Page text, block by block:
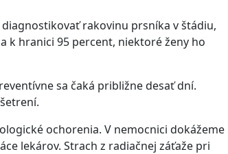
rakovinu prsníka v štádiu,
k hranici 95 percent, niektoré ženy ho
sa čaká približne desať dní.
ochorenia. V nemocnici dokážeme
lekárov. Strach z radiačnej záťaže pri